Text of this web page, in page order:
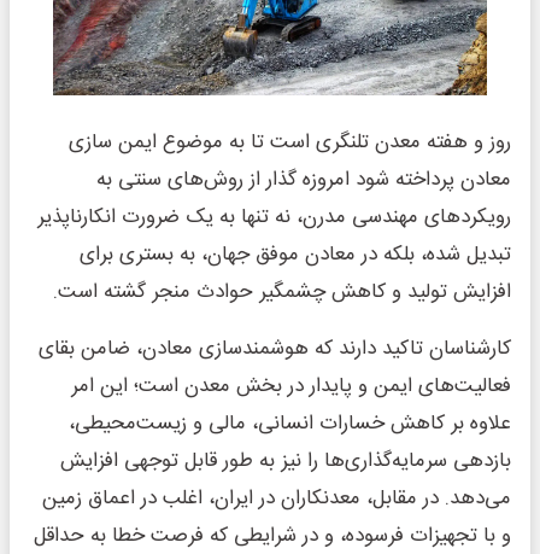
روز و هفته معدن تلنگری است تا به موضوع ایمن سازی
معادن پرداخته شود امروزه گذار از روش‌های سنتی به
رویکردهای مهندسی مدرن، نه تنها به یک ضرورت انکارناپذیر
تبدیل شده، بلکه در معادن موفق جهان، به بستری برای
افزایش تولید و کاهش چشمگیر حوادث منجر گشته است.
کارشناسان تاکید دارند که هوشمندسازی معادن، ضامن بقای
فعالیت‌های ایمن و پایدار در بخش معدن است؛ این امر
علاوه بر کاهش خسارات انسانی، مالی و زیست‌محیطی،
بازدهی سرمایه‌گذاری‌ها را نیز به طور قابل توجهی افزایش
می‌دهد. در مقابل، معدنکاران در ایران، اغلب در اعماق زمین
و با تجهیزات فرسوده، و در شرایطی که فرصت خطا به حداقل